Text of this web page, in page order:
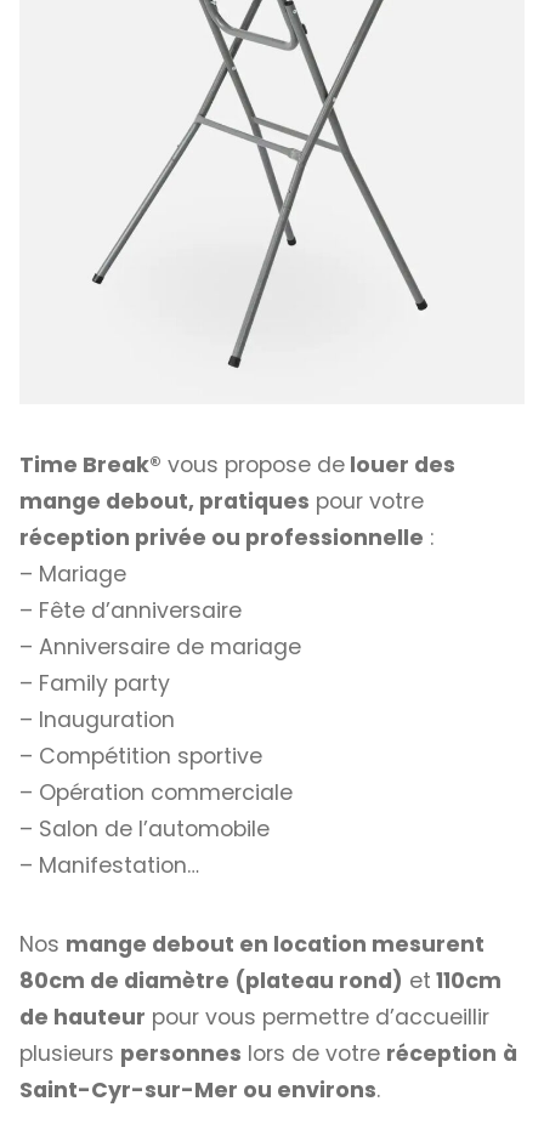
Time Break® vous propose de louer des
mange debout, pratiques pour votre
réception privée ou professionnelle :
– Mariage
– Fête d’anniversaire
– Anniversaire de mariage
– Family party
– Inauguration
– Compétition sportive
– Opération commerciale
– Salon de l’automobile
– Manifestation…
Nos mange debout en location mesurent
80cm de diamètre (plateau rond) et 110cm
de hauteur pour vous permettre d’accueillir
plusieurs personnes lors de votre réception à
Saint-Cyr-sur-Mer ou environs.